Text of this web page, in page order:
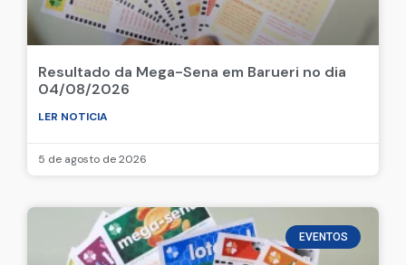
Resultado da Mega-Sena em Barueri no dia
04/08/2026
LER NOTICIA
5 de agosto de 2026
EVENTOS